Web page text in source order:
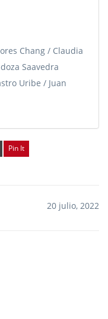
Chang / Claudia
Saavedra
Uribe / Juan
Pin It
20 julio, 2022